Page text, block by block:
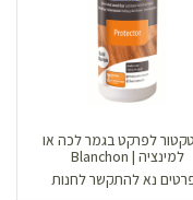
לפרקט בגמר לכה או
למינציה | Blanchon
נא להתקשר לחנות